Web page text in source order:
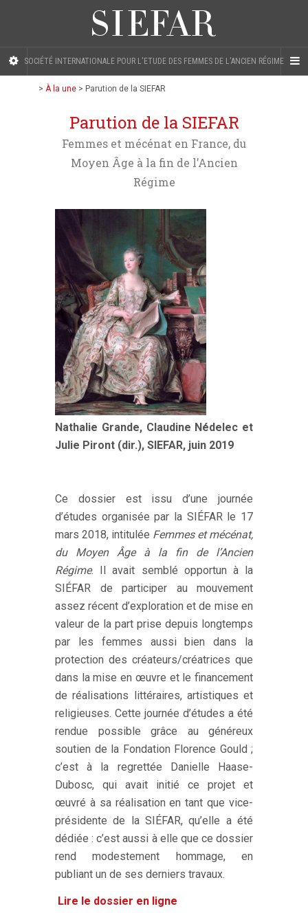
SOCIÉTÉ INTERNATIONALE POUR L'ETUDE DES FEMMES DE L'ANCIEN RÉGIME
> À la une > Parution de la SIEFAR
Parution de la SIEFAR
Femmes et mécénat en France, du
Moyen Âge à la fin de l’Ancien
Régime
Nathalie Grande, Claudine Nédelec et
Julie Piront (dir.), SIEFAR, juin 2019
Ce dossier est issu d’une journée
d’études organisée par la SIÉFAR le 17
mars 2018, intitulée Femmes et mécénat,
du Moyen Âge à la fin de l’Ancien
Régime. Il avait semblé opportun à la
SIÉFAR de participer au mouvement
assez récent d’exploration et de mise en
valeur de la part prise depuis longtemps
par les femmes aussi bien dans la
protection des créateurs/créatrices que
dans la mise en œuvre et le financement
de réalisations littéraires, artistiques et
religieuses. Cette journée d’études a été
rendue possible grâce au généreux
soutien de la Fondation Florence Gould ;
c’est à la regrettée Danielle Haase-
Dubosc, qui avait initié ce projet et
œuvré à sa réalisation en tant que vice-
présidente de la SIÉFAR, qu’elle a été
dédiée : c’est aussi à elle que ce dossier
rend modestement hommage, en
publiant un de ses derniers travaux.
Lire le dossier en ligne